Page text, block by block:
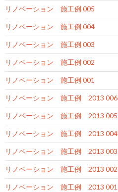
リノベーション 施工例 005
リノベーション 施工例 004
リノベーション 施工例 003
リノベーション 施工例 002
リノベーション 施工例 001
リノベーション 施工例 2013 006
リノベーション 施工例 2013 005
リノベーション 施工例 2013 004
リノベーション 施工例 2013 003
リノベーション 施工例 2013 002
リノベーション 施工例 2013 001